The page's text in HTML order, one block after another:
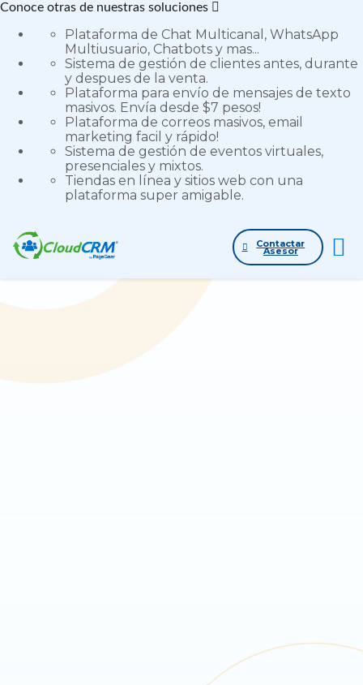
Conoce otras de nuestras soluciones
Plataforma de Chat Multicanal, WhatsApp
Multiusuario, Chatbots y mas...
Sistema de gestión de clientes antes, durante
y despues de la venta.
Plataforma para envío de mensajes de texto
masivos. Envía desde $7 pesos!
Plataforma de correos masivos, email
marketing facil y rápido!
Sistema de gestión de eventos virtuales,
presenciales y mixtos.
Tiendas en línea y sitios web con una
plataforma super amigable.
Contactar
Asesor
Presentación PageGear
Cloud CRM